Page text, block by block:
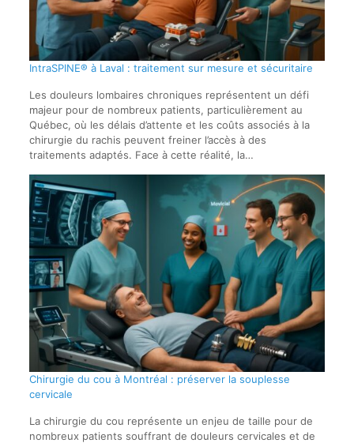
IntraSPINE® à Laval : traitement sur mesure et sécuritaire
Les douleurs lombaires chroniques représentent un défi
majeur pour de nombreux patients, particulièrement au
Québec, où les délais d’attente et les coûts associés à la
chirurgie du rachis peuvent freiner l’accès à des
traitements adaptés. Face à cette réalité, la…
Chirurgie du cou à Montréal : préserver la souplesse
cervicale
La chirurgie du cou représente un enjeu de taille pour de
nombreux patients souffrant de douleurs cervicales et de